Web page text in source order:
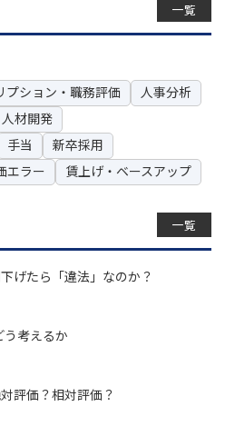
一覧
プション・職務評価
人事分析
材開発
手当
新卒採用
エラー
賃上げ・ベースアップ
一覧
げたら「違法」なのか？
考えるか
評価？相対評価？